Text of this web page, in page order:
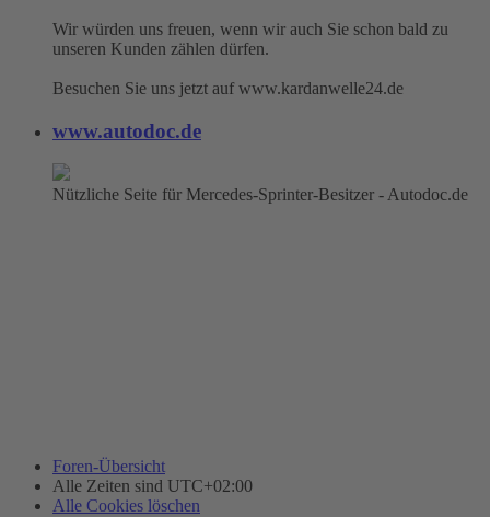
Wir würden uns freuen, wenn wir auch Sie schon bald zu
unseren Kunden zählen dürfen.
Besuchen Sie uns jetzt auf www.kardanwelle24.de
www.autodoc.de
Nützliche Seite für Mercedes-Sprinter-Besitzer - Autodoc.de
Foren-Übersicht
Alle Zeiten sind UTC+02:00
Alle Cookies löschen